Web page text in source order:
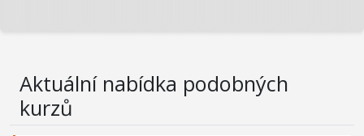
Aktuální nabídka podobných
kurzů